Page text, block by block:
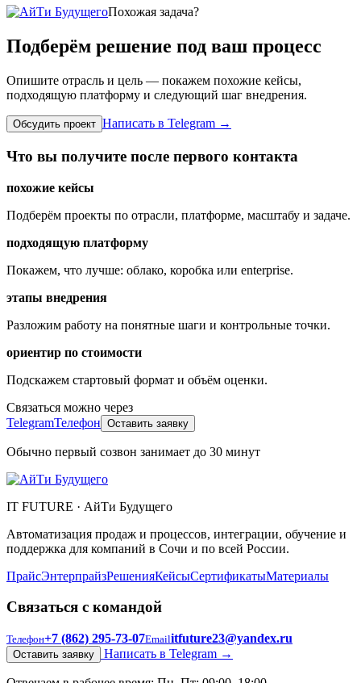
Похожая задача?
Подберём решение под ваш процесс
Опишите отрасль и цель — покажем похожие кейсы,
подходящую платформу и следующий шаг внедрения.
Обсудить проект Написать в Telegram →
Что вы получите после первого контакта
похожие кейсы
Подберём проекты по отрасли, платформе, масштабу и задаче.
подходящую платформу
Покажем, что лучше: облако, коробка или enterprise.
этапы внедрения
Разложим работу на понятные шаги и контрольные точки.
ориентир по стоимости
Подскажем стартовый формат и объём оценки.
Связаться можно через
TelegramТелефон Оставить заявку
Обычно первый созвон занимает до 30 минут
IT FUTURE · АйТи Будущего
Автоматизация продаж и процессов, интеграции, обучение и
поддержка для компаний в Сочи и по всей России.
ПрайсЭнтерпрайзРешенияКейсыСертификатыМатериалы
Связаться с командой
Телефон+7 (862) 295‑73‑07Emailitfuture23@yandex.ru
Оставить заявку Написать в Telegram →